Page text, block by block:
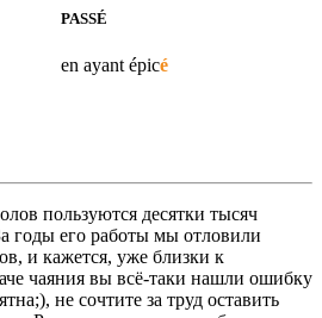
PASSÉ
en ayant épicé
пользуются десятки тысяч
годы его работы мы отловили
и кажется, уже близки к
чаяния вы всё-таки нашли ошибку
не сочтите за труд оставить